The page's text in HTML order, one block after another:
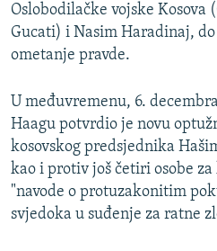
Oslobodilačke vojske Kosova
Gucati) i Nasim Haradinaj, do
ometanje pravde.
U međuvremenu, 6.
Haagu potvrdio je novu
kosovskog predsjednika
kao i protiv još četiri osobe
"navode o protuzakonitim
svjedoka u suđenje za ratne